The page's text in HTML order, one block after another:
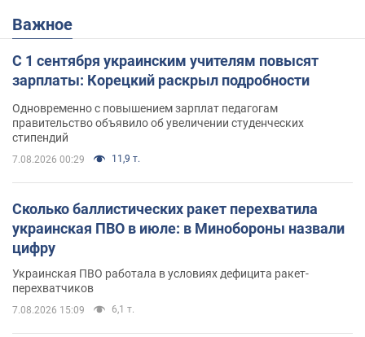
Важное
С 1 сентября украинским учителям повысят
зарплаты: Корецкий раскрыл подробности
Одновременно с повышением зарплат педагогам
правительство объявило об увеличении студенческих
стипендий
7.08.2026 00:29 11,9 т.
Сколько баллистических ракет перехватила
украинская ПВО в июле: в Минобороны назвали
цифру
Украинская ПВО работала в условиях дефицита ракет-
перехватчиков
7.08.2026 15:09 6,1 т.